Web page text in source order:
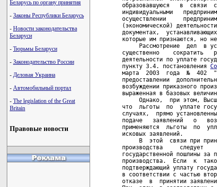
Беларусь по органу принятия
- Законы Республики Беларусь
- Новости законодательства
Беларуси
- Тюрьмы Беларуси
- Законодательство России
- Деловая Украина
- Автомобильный портал
- The legislation of the Great
Britain
Правовые новости
образовавшуюся   в  связи
индивидуальными
осуществлении
(экономической)
документах,
которые им признаются, но
Рассмотрение  дел  в
существенно    сократить
деятельности по уплате
пункту 3.4. постановления
марта  2003  года  №  402
предоставлении
возбуждении приказного
выраженная в базовых
Однако,  при этом,
что  льготы  по  уплате
случаях,  прямо
подаче   заявлений   о
применяются  льготы  по
исковых заявлений.
В  этой  связи при
производства     следует
государственной пошлины за
производства.  Если  к
подтверждающий уплату
в соответствии с частью
отказе  в  принятии